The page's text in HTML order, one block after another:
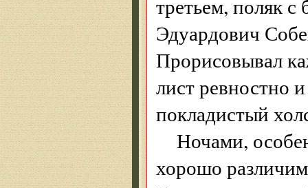
третьем, поляк
Эдуардович
Прорисовывал
лист ревностно
покладистый
Ночами,
хорошо